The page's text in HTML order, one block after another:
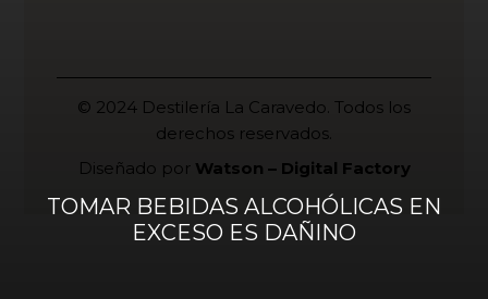
© 2024 Destilería La Caravedo. Todos los
derechos reservados.
Diseñado por Watson – Digital Factory
TOMAR BEBIDAS ALCOHÓLICAS EN
EXCESO ES DAÑINO